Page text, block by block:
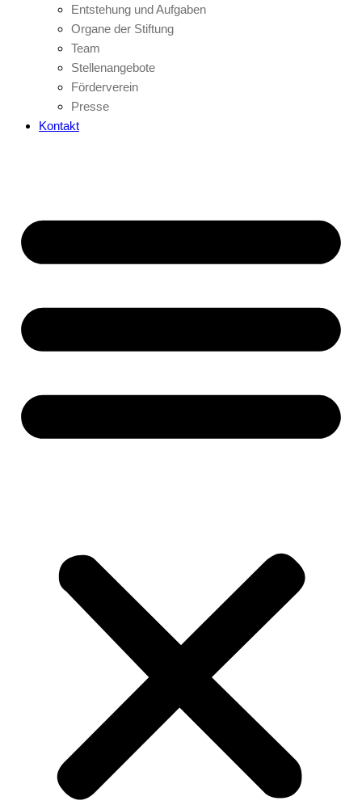
Entstehung und Aufgaben
Organe der Stiftung
Team
Stellenangebote
Förderverein
Presse
Kontakt